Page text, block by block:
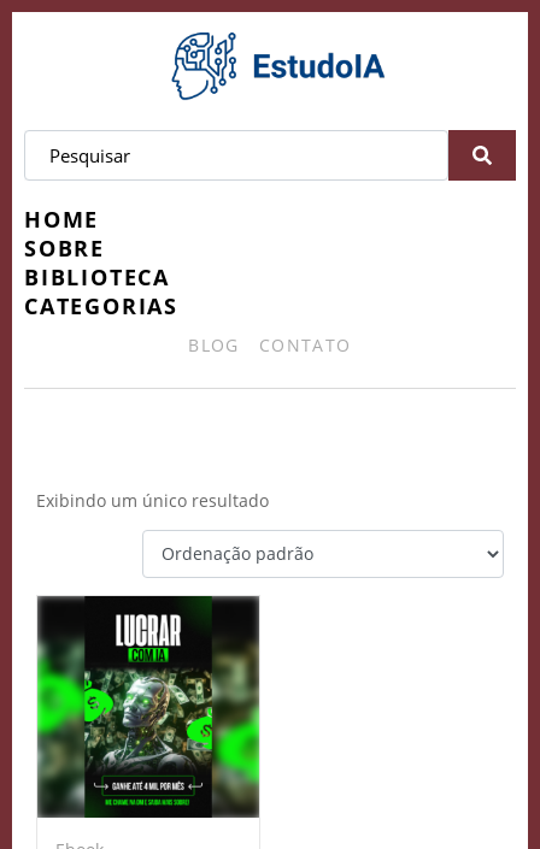
HOME
SOBRE
BIBLIOTECA
CATEGORIAS
BLOG CONTATO
Exibindo um único resultado